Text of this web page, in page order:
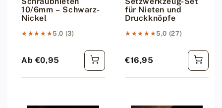
10/6mm – Schwarz-
Nickel
★★★★★
★★★★★5,0 (3)
Regulärer Preis
Ab €0,95
für Nieten und
Druckknöpfe
★★★★★
★★★★★5,0 (27)
Regulärer Preis
€16,95